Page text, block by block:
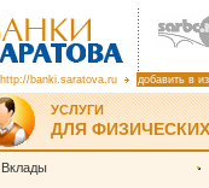
http://banki.saratova.ru добавить в
УСЛУГИ
ДЛЯ
Вклады